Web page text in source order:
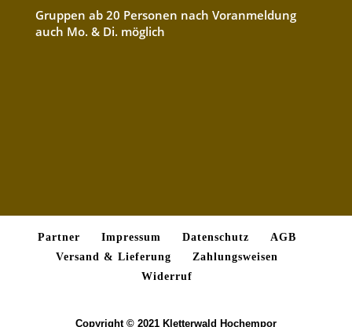
Gruppen ab 20 Personen nach Voranmeldung
auch Mo. & Di. möglich
Partner Impressum Datenschutz
AGB
Versand & Lieferung
Zahlungsweisen
Widerruf
Copyright © 2021 Kletterwald Hochempor